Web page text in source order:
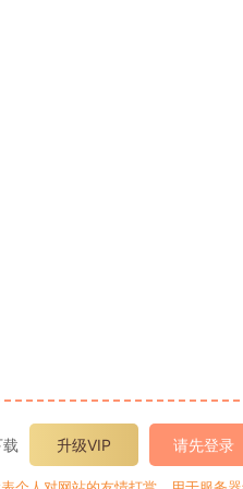
升级VIP 请先登录